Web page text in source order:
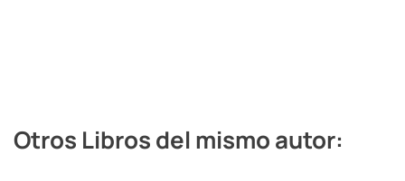
Otros Libros del mismo autor: